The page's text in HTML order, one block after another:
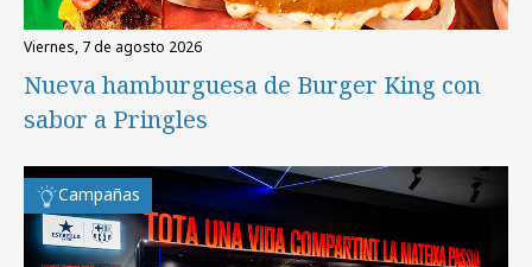
viernes, 7 de agosto 2026
Nueva hamburguesa de Burger King con
sabor a Pringles
Campañas